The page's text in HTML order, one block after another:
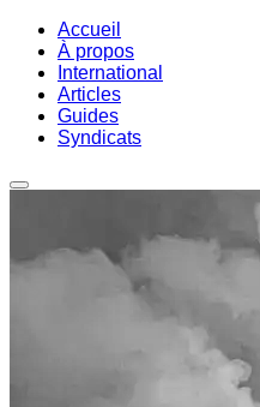
Accueil
À propos
International
Articles
Guides
Syndicats